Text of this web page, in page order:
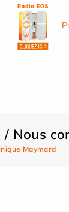
/ Nous
Maymard